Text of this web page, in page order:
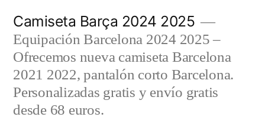
contenido
Camiseta Barça 2024 2025
Equipación Barcelona 2024 2025 –
Ofrecemos nueva camiseta Barcelona
2021 2022, pantalón corto Barcelona.
Personalizadas gratis y envío gratis
desde 68 euros.